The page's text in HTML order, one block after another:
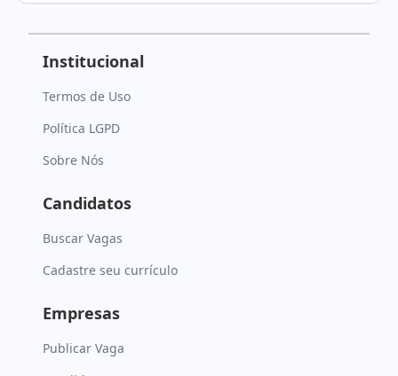
Institucional
Termos de Uso
Política LGPD
Sobre Nós
Candidatos
Buscar Vagas
Cadastre seu currículo
Empresas
Publicar Vaga